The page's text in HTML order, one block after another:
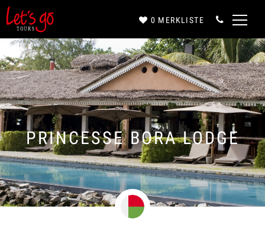
0 MERKLISTE
PRINCESSE BORA LODGE
Anrede*
Vorname*
Nachname*